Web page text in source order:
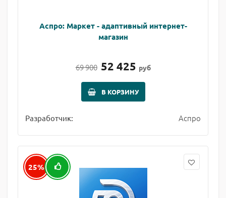
Аспро: Маркет - адаптивный интернет-
магазин
69 900 52 425 руб
В КОРЗИНУ
Разработчик: Аспро
25%